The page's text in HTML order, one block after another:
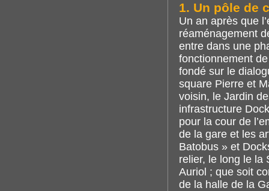
1. Un pôle de
Un an après que
réaménagement
entre dans une
fonctionnement
fondé sur le
square Pierre et
voisin, le Jardin
infrastructure
pour la cour de
de la gare et les
Batobus » et
relier, le long le la
Auriol ; que soit
de la halle de la